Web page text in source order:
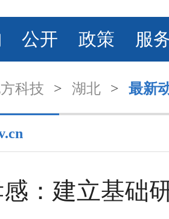
公开 政策 服
科技 > 湖北 > 最新
：建立基础